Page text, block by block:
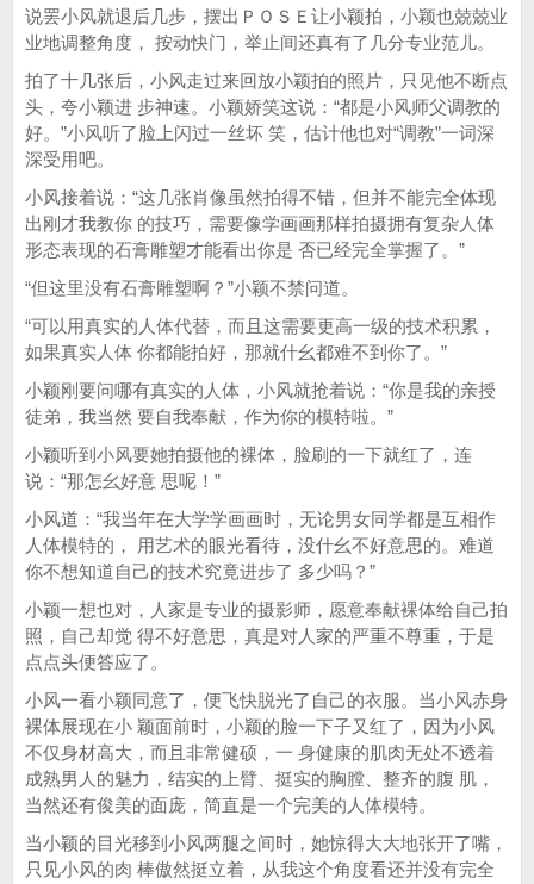
说罢小风就退后几步，摆出ＰＯＳＥ让小颖拍，小颖也兢兢业
业地调整角度， 按动快门，举止间还真有了几分专业范儿。
拍了十几张后，小风走过来回放小颖拍的照片，只见他不断点
头，夸小颖进 步神速。小颖娇笑这说：“都是小风师父调教的
好。”小风听了脸上闪过一丝坏 笑，估计他也对“调教”一词深
深受用吧。
小风接着说：“这几张肖像虽然拍得不错，但并不能完全体现
出刚才我教你 的技巧，需要像学画画那样拍摄拥有复杂人体
形态表现的石膏雕塑才能看出你是 否已经完全掌握了。”
“但这里没有石膏雕塑啊？”小颖不禁问道。
“可以用真实的人体代替，而且这需要更高一级的技术积累，
如果真实人体 你都能拍好，那就什幺都难不到你了。”
小颖刚要问哪有真实的人体，小风就抢着说：“你是我的亲授
徒弟，我当然 要自我奉献，作为你的模特啦。”
小颖听到小风要她拍摄他的裸体，脸刷的一下就红了，连
说：“那怎幺好意 思呢！”
小风道：“我当年在大学学画画时，无论男女同学都是互相作
人体模特的， 用艺术的眼光看待，没什幺不好意思的。难道
你不想知道自己的技术究竟进步了 多少吗？”
小颖一想也对，人家是专业的摄影师，愿意奉献裸体给自己拍
照，自己却觉 得不好意思，真是对人家的严重不尊重，于是
点点头便答应了。
小风一看小颖同意了，便飞快脱光了自己的衣服。当小风赤身
裸体展现在小 颖面前时，小颖的脸一下子又红了，因为小风
不仅身材高大，而且非常健硕，一 身健康的肌肉无处不透着
成熟男人的魅力，结实的上臂、挺实的胸膛、整齐的腹 肌，
当然还有俊美的面庞，简直是一个完美的人体模特。
当小颖的目光移到小风两腿之间时，她惊得大大地张开了嘴，
只见小风的肉 棒傲然挺立着，从我这个角度看还并没有完全